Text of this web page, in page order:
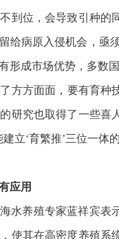
到位，会导致引种
给病原入侵机会，亟
形成市场优势，多数
方方面面，要有育种
研究也取得了一些
立‘育繁推’三位一
应用
水养殖专家蓝祥宾
使其在高密度养殖系